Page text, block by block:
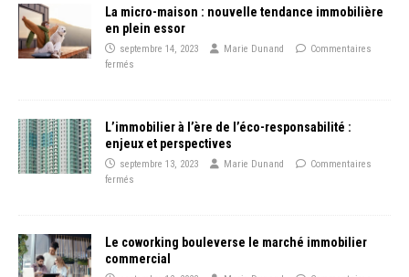
La micro-maison : nouvelle tendance immobilière
en plein essor
septembre 14, 2023 Marie Dunand
Commentaires
fermés
L’immobilier à l’ère de l’éco-responsabilité :
enjeux et perspectives
septembre 13, 2023 Marie Dunand
Commentaires
fermés
Le coworking bouleverse le marché immobilier
commercial